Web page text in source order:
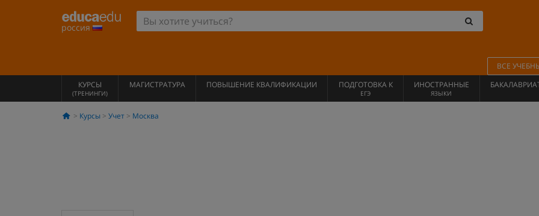
россия
ВСЕ
КУРСЫ
(ТРЕНИНГИ)
МАГИСТРАТУРА ПОВЫШЕНИЕ КВАЛИФИКАЦИИ ПОДГОТОВКА К
ЕГЭ
ИНОСТРАННЫЕ
ЯЗЫКИ
Курсы Учет Москва